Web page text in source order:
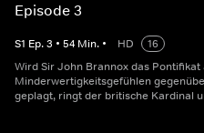
Episode 3
S1 Ep.3 • 54 Min. • HD
16
Wird Sir John Brannox das Pontifikat
Minderwertigkeitsgefühlen
geplagt, ringt der britische Kardinal